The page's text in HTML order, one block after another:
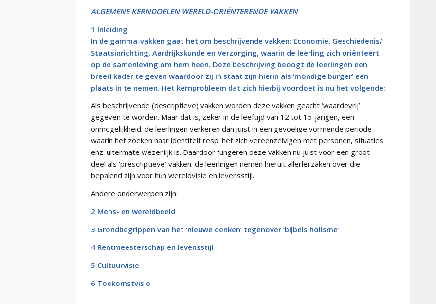
ALGEMENE KERNDOELEN WERELD-ORIËNTERENDE VAKKEN
1 Inleiding
In de gamma-vakken gaat het om beschrijvende vakken: Economie, Geschiedenis/
Staatsinrichting, Aardrijkskunde en Verzorging, waarin de leerling zich oriënteert
op de samenleving om hem heen. Deze beschrijving beoogt de leerlingen een
breed kader te geven waardoor zij in staat zijn hierin als ‘mondige burger’ een
plaats in te nemen. Het kernprobleem dat zich hierbij voordoet is nu het volgende:
Als beschrijvende (descriptieve) vakken worden deze vakken geacht ‘waardevrij’
gegeven te worden. Maar dat is, zeker in de leeftijd van 12 tot 15-jarigen, een
onmogelijkheid: de leerlingen verkeren dan juist in een gevoelige vormende periode
waarin het zoeken naar identiteit resp. het zich vereenzelvigen met personen, situaties
enz. uitermate wezenlijk is. Daardoor fungeren deze vakken nu juist voor een groot
deel als ‘prescriptieve’ vakken: de leerlingen nemen hieruit allerlei zaken over die
bepalend zijn voor hun wereldvisie en levensstijl.
Andere onderwerpen zijn:
2 Mens- en wereldbeeld
3 Grondbegrippen van het ‘nieuwe denken’ tegenover ‘bijbels holisme’
4 Rentmeesterschap en levensstijl
5 Cultuurvisie
6 Toekomstvisie